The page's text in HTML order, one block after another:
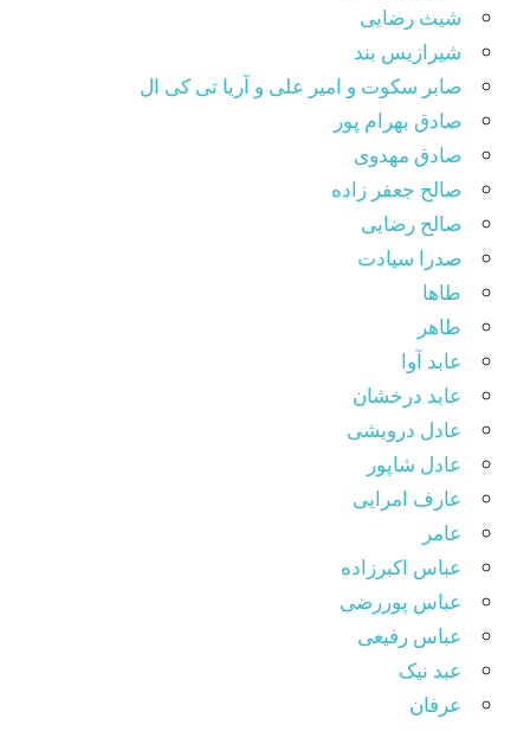
شیث رضایی
شیرازیس بند
صابر سکوت و امیر علی و آریا تی کی ال
صادق بهرام پور
صادق مهدوی
صالح جعفر زاده
صالح رضایی
صدرا سیادت
طاها
طاهر
عابد آوا
عابد درخشان
عادل درویشی
عادل شاپور
عارف امرایی
عامر
عباس اکبرزاده
عباس پوررضی
عباس رفیعی
عبد نیک
عرفان